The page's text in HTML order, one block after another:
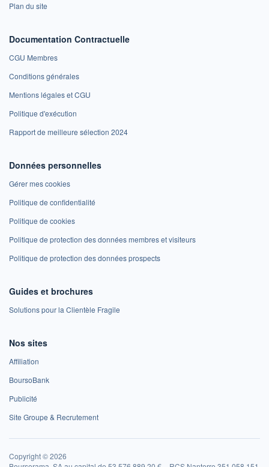
Plan du site
Documentation Contractuelle
CGU Membres
Conditions générales
Mentions légales et CGU
Politique d'exécution
Rapport de meilleure sélection 2024
Données personnelles
Gérer mes cookies
Politique de confidentialité
Politique de cookies
Politique de protection des données membres et visiteurs
Politique de protection des données prospects
Guides et brochures
Solutions pour la Clientèle Fragile
Nos sites
Affiliation
BoursoBank
Publicité
Site Groupe & Recrutement
Copyright © 2026